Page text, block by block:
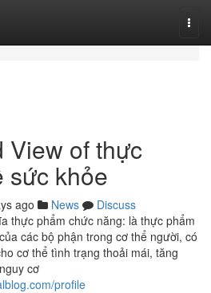
View of thực
sức khỏe
ago News
Discuss
thực phẩm chức năng: là thực phẩm
các bộ phận trong cơ thể người, có
cơ thể tình trạng thoải mái, tăng
cơ
profile